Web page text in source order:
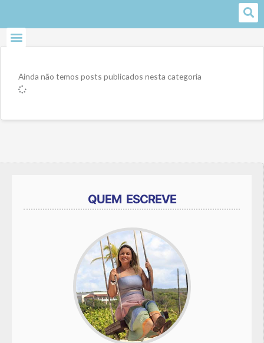
Ainda não temos posts publicados nesta categoria
QUEM ESCREVE